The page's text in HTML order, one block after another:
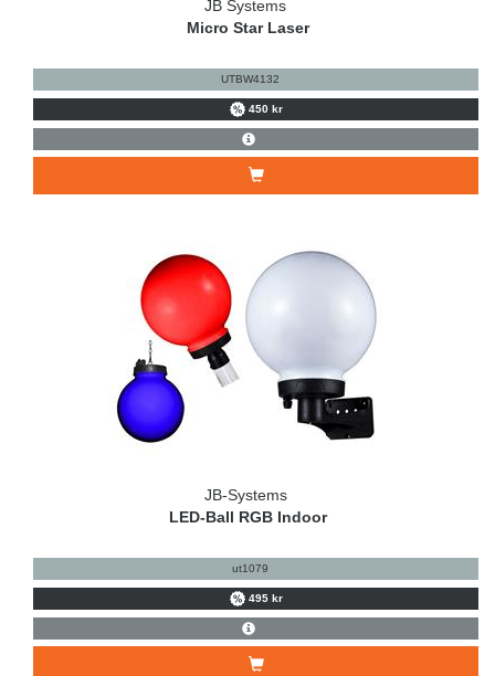
JB Systems
Micro Star Laser
UTBW4132
450 kr
JB-Systems
LED-Ball RGB Indoor
ut1079
495 kr